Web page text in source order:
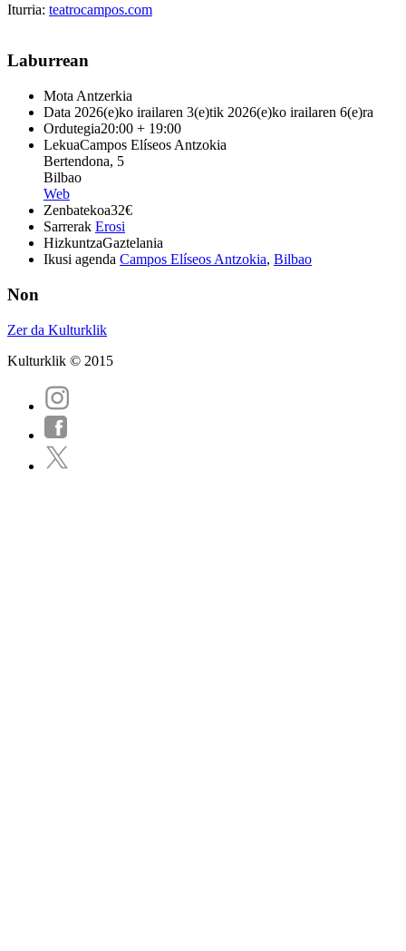
Iturria: teatrocampos.com
Laburrean
Mota Antzerkia
Data 2026(e)ko irailaren 3(e)tik 2026(e)ko irailaren 6(e)ra
Ordutegia20:00 + 19:00
LekuaCampos Elíseos Antzokia
Bertendona, 5
Bilbao
Web
Zenbatekoa32€
Sarrerak Erosi
HizkuntzaGaztelania
Ikusi agenda Campos Elíseos Antzokia, Bilbao
Non
Zer da Kulturklik
Kulturklik © 2015